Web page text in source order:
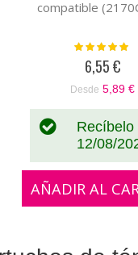
compatible
Valoración:
6,55 €
Desde 5,89 €
Recíbelo
12/08/
AÑADIR AL